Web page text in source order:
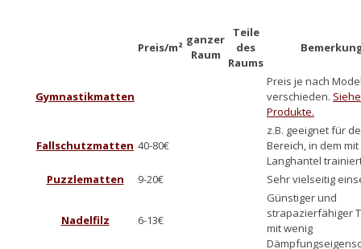
Preis/m²
ganzer
Raum
Teile
des
Raums
Gymnastikmatten
Preis je nach
verschieden. Siehe
Produkte.
Fallschutzmatten 40-80€
z.B. geeignet für
Bereich, in dem mit
Langhantel
Puzzlematten
9-20€ Sehr vielseitig
Nadelfilz 6-13€
Günstiger und
strapazierfähiger
mit wenig